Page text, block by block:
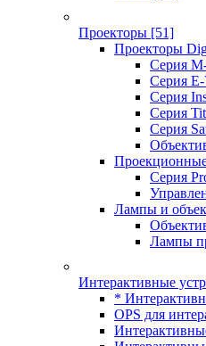
Проекторы [51]
Проекторы
Серия
Серия
Серия
Серия
Серия
Серия
Лампы и
Лампы
Интерактивные
*
OPS для